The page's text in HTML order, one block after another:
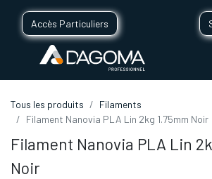
Accès Particuliers
Tous les produits
Filaments
Filament Nanovia PLA Lin 2kg 1.75mm Noir
Filament Nanovia PLA Lin
Noir